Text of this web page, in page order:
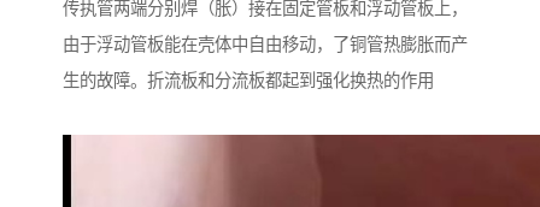
传执管两端分别焊（胀）接在固定管板和浮动管板上，
由于浮动管板能在壳体中自由移动，了铜管热膨胀而产
生的故障。折流板和分流板都起到强化换热的作用